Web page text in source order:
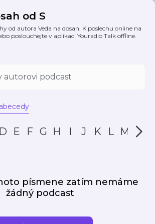
od S
od autora Veda na dosah. K poslechu online na
poslouchejte v aplikaci Youradio Talk offline.
D E F G H I J K L M N
písmene zatím nemáme
žádný podcast